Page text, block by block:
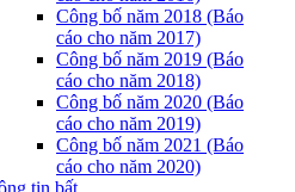
Công bố năm 2018 (Báo
cáo cho năm 2017)
Công bố năm 2019 (Báo
cáo cho năm 2018)
Công bố năm 2020 (Báo
cáo cho năm 2019)
Công bố năm 2021 (Báo
cáo cho năm 2020)
tin bất